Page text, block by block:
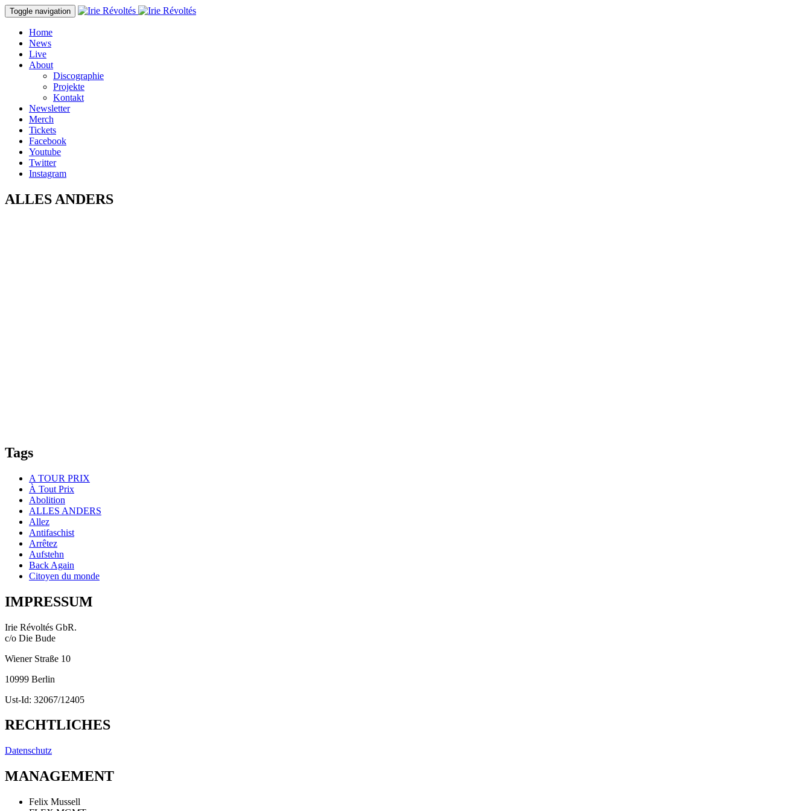
Direkt zum Inhalt
Toggle navigation
Home
News
Live
About
Discographie
Projekte
Kontakt
Newsletter
Merch
Tickets
Facebook
Youtube
Twitter
Instagram
ALLES ANDERS
Tags
A TOUR PRIX
À Tout Prix
Abolition
ALLES ANDERS
Allez
Antifaschist
Arrêtez
Aufstehn
Back Again
Citoyen du monde
IMPRESSUM
Irie Révoltés GbR.
c/o Die Bude
Wiener Straße 10
10999 Berlin
Ust-Id: 32067/12405
RECHTLICHES
Datenschutz
MANAGEMENT
Felix Mussell